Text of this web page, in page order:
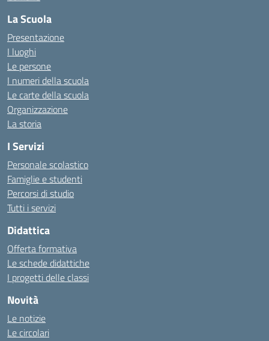
La Scuola
Presentazione
I luoghi
Le persone
I numeri della scuola
Le carte della scuola
Organizzazione
La storia
I Servizi
Personale scolastico
Famiglie e studenti
Percorsi di studio
Tutti i servizi
Didattica
Offerta formativa
Le schede didattiche
I progetti delle classi
Novità
Le notizie
Le circolari